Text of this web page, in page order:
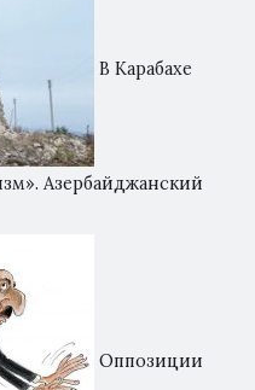
В Карабахе
Азербайджанский
Оппозиции